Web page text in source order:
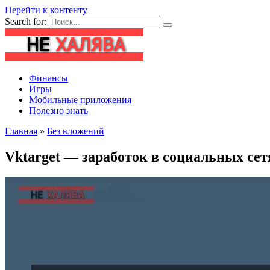
Перейти к контенту
Search for:
Финансы
Игры
Мобильные приложения
Полезно знать
Главная » Без вложений
Vktarget — заработок в социальных